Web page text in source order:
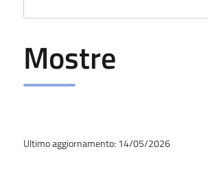
Mostre
Ultimo aggiornamento: 14/05/2026